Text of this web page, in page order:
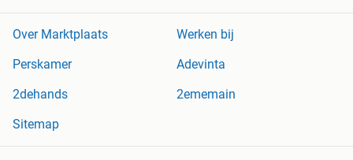
Over Marktplaats
Werken bij
Perskamer
Adevinta
2dehands
2ememain
Sitemap